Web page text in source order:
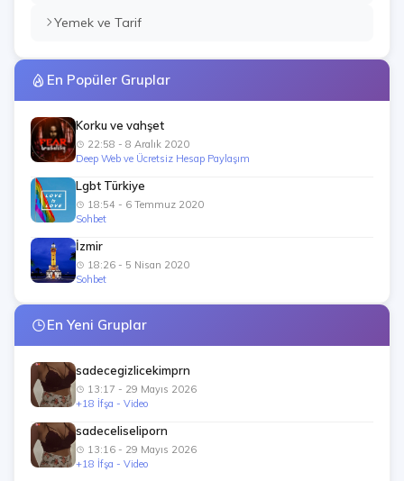
Yemek ve Tarif
En Popüler Gruplar
Korku ve vahşet
22:58 - 8 Aralık 2020
Deep Web ve Ücretsiz Hesap Paylaşım
Lgbt Türkiye
18:54 - 6 Temmuz 2020
Sohbet
İzmir
18:26 - 5 Nisan 2020
Sohbet
En Yeni Gruplar
sadecegizlicekimprn
13:17 - 29 Mayıs 2026
+18 İfşa - Video
sadeceliseliporn
13:16 - 29 Mayıs 2026
+18 İfşa - Video